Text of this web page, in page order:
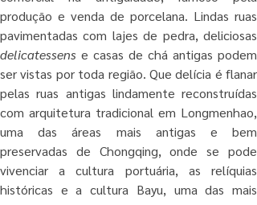
produção e venda de porcelana. Lindas ruas
delicatessens e casas de chá antigas podem
ser vistas por toda região. Que delícia é flanar
pelas ruas antigas lindamente reconstruídas
com arquitetura tradicional em Longmenhao,
uma das áreas mais antigas e bem
preservadas de Chongqing, onde se pode
vivenciar a cultura portuária, as relíquias
históricas e a cultura Bayu, uma das mais